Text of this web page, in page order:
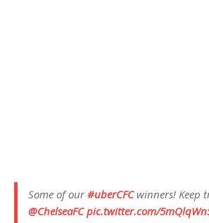
Some of our#uberCFCwinners! Keep
@ChelseaFC pic.twitter.com/